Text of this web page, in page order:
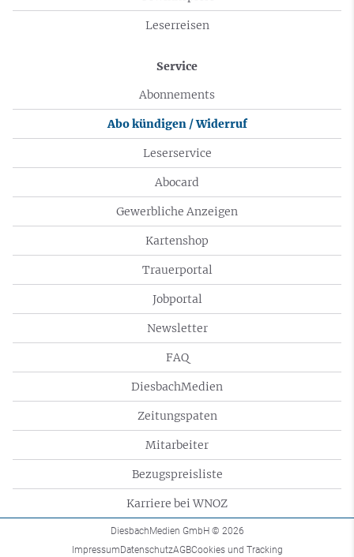
Leserreisen
Service
Abonnements
Abo kündigen / Widerruf
Leserservice
Abocard
Gewerbliche Anzeigen
Kartenshop
Trauerportal
Jobportal
Newsletter
FAQ
DiesbachMedien
Zeitungspaten
Mitarbeiter
Bezugspreisliste
Karriere bei WNOZ
DiesbachMedien GmbH © 2026
ImpressumDatenschutzAGBCookies und Tracking